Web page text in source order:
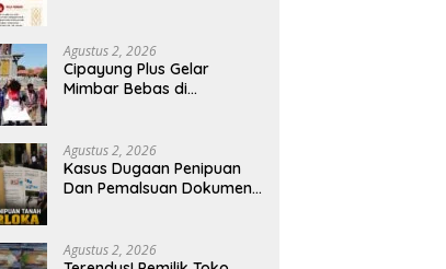
Berdampak bagi Rakyat
Agustus 2, 2026
Cipayung Plus Gelar
Mimbar Bebas di
Penyematan Gelar “Raja
Timor” kepada Jokowi
Agustus 2, 2026
Kasus Dugaan Penipuan
Dan Pemalsuan Dokumen
Gelar Perkara,
Agustus 2, 2026